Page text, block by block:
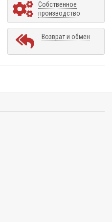
Собственное
производство
Возврат и обмен